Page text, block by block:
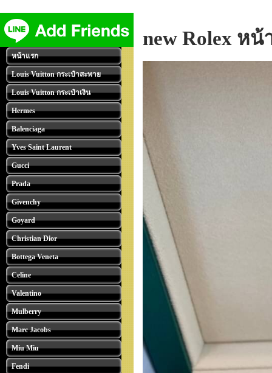
หน้าแรก
Louis Vuitton กระเป๋าสะพาย
Louis Vuitton กระเป๋าเงิน
Hermes
Balenciaga
Yves Saint Laurent
Gucci
Prada
Givenchy
Goyard
Christian Dior
Bottega Veneta
Celine
Valentino
Mulberry
Marc Jacobs
Miu Miu
Fendi
new Rolex หน้